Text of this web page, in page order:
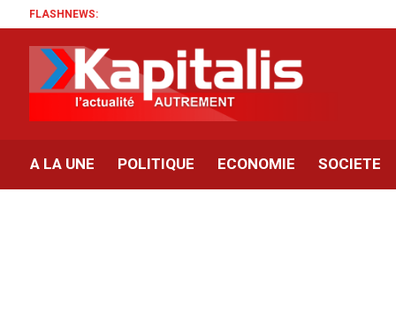
FLASHNEWS:
A LA UNE POLITIQUE ECONOMIE SOCIETE